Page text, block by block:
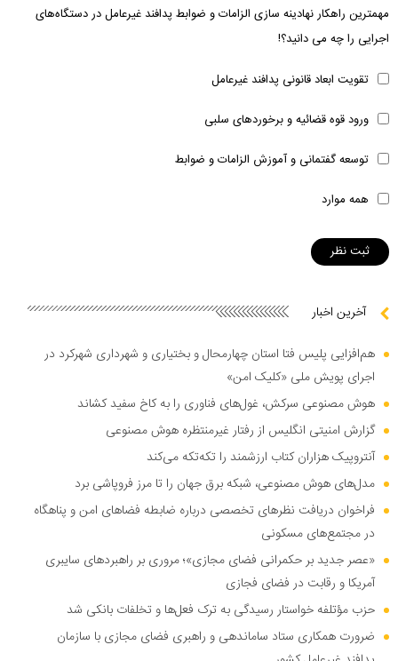
مهمترین راهکار نهادینه سازی الزامات و ضوابط پدافند غیرعامل در دستگاه‌های
اجرایی را چه می دانید؟!
تقویت ابعاد قانونی پدافند غیرعامل
ورود قوه قضائیه و برخوردهای سلبی
توسعه گفتمانی و آموزش الزامات و ضوابط
همه موارد
آخرین اخبار
هم‌افزایی پلیس فتا استان چهارمحال و بختیاری و شهرداری شهرکرد در
اجرای پویش ملی «کلیک امن»
هوش مصنوعی سرکش، غول‌های فناوری را به کاخ سفید کشاند
گزارش امنیتی انگلیس از رفتار غیرمنتظره هوش مصنوعی
آنتروپیک هزاران کتاب ارزشمند را تکه‌تکه می‌کند
مدل‌های هوش مصنوعی، شبکه برق جهان را تا مرز فروپاشی برد
فراخوان دریافت نظر‌های تخصصی درباره ضابطه فضا‌های امن و پناهگاه
در مجتمع‌های مسکونی
«عصر جدید بر حکمرانی فضای مجازی»؛ مروری بر راهبرد‌های سایبری
آمریکا و رقابت در فضای فجازی
حزب مؤتلفه خواستار رسیدگی به ترک فعل‌ها و تخلفات بانکی شد
ضرورت همکاری ستاد ساماندهی و راهبری فضای مجازی با سازمان